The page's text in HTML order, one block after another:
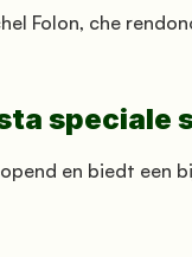
Folon, che
speciale
en biedt een